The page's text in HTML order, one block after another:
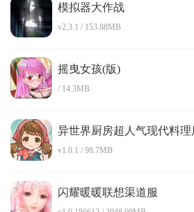
模拟器大作战
v2.3.1 / 153.88MB
摇曳女孩(版)
/ 14.3MB
异世界厨房超人气现代料理
v1.0.1 / 98.7MB
闪耀暖暖联想渠道服